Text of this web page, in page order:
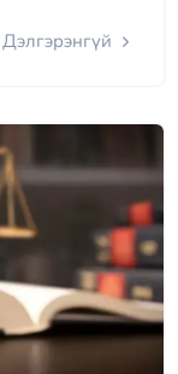
Дэлгэрэнгүй